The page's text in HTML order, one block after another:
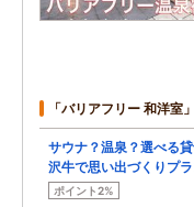
「バリアフリー 和洋室
サウナ？温泉？選べる
沢牛で思い出づくりプラ
ポイント2%